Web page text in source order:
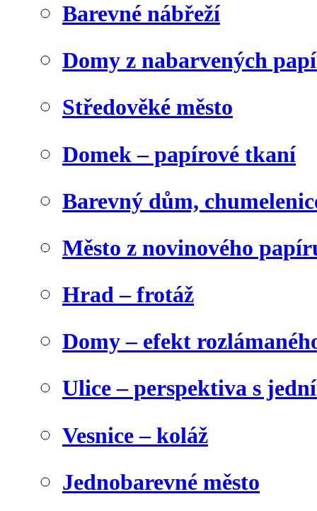
Barevné nábřeží
Domy z nabarvených
Středověké město
Domek – papírové tkaní
Barevný dům,
Město z novinového
Hrad – frotáž
Domy – efekt
Ulice – perspektiva s
Vesnice – koláž
Jednobarevné město